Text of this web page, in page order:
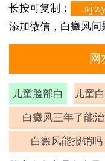
长按可复制：
添加微信，白癜风问
网
儿童脸部白
斑
儿童
白癜风三年了能
白癜风能报销吗